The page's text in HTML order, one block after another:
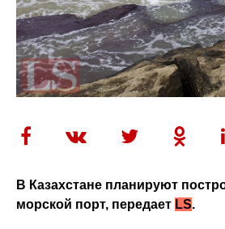
В Казахстане планируют
морской порт, передает LS.